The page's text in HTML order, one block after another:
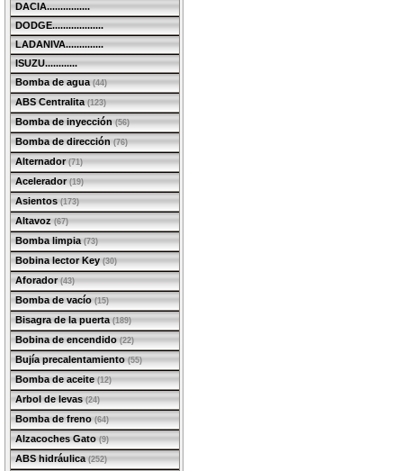
DACIA................
DODGE...................
LADANIVA..............
ISUZU............
Bomba de agua (44)
ABS Centralita (123)
Bomba de inyección (56)
Bomba de dirección (76)
Alternador (71)
Acelerador (19)
Asientos (173)
Altavoz (67)
Bomba limpia (73)
Bobina lector Key (30)
Aforador (43)
Bomba de vacío (15)
Bisagra de la puerta (189)
Bobina de encendido (22)
Bujía precalentamiento (55)
Bomba de aceite (12)
Arbol de levas (24)
Bomba de freno (64)
Alzacoches Gato (9)
ABS hidráulica (252)